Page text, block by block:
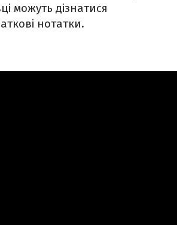
можуть дізнатися
нотатки.